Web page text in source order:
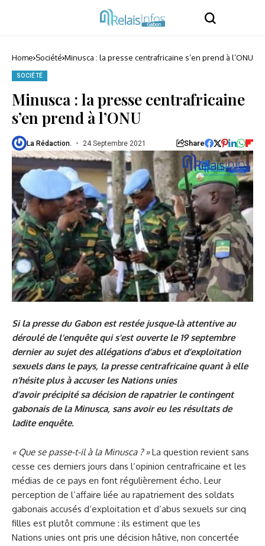
Home Société Minusca : la presse centrafricaine s’en prend à l’ONU
SOCIÉTÉ
Minusca : la presse centrafricaine
s’en prend à l’ONU
La Rédaction. 24 Septembre 2021 Share
Si la presse du Gabon est restée jusque-là attentive au
déroulé de l’enquête qui s’est ouverte le 19 septembre
dernier au sujet des allégations d’abus et d’exploitation
sexuels dans le pays, la presse centrafricaine quant à elle
n’hésite plus à accuser les Nations unies
d’avoir précipité sa décision de rapatrier le contingent
gabonais de la Minusca, sans avoir eu les résultats de
ladite enquête.
« Que se passe-t-il à la Minusca? »La question revient sans
cesse ces derniers jours dans l’opinion centrafricaine et les
médias de ce pays en font régulièrement écho. Leur
perception de l’affaire liée au rapatriement des soldats
gabonais accusés d’exploitation et d’abus sexuels sur cinq
filles est plutôt commune : ils estiment que les
Nations unies ont pris une décision hâtive, non concertée